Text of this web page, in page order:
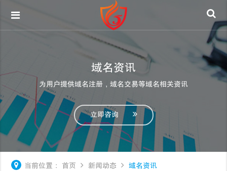
域名资讯
为用户提供域名注册，域名交易等域名相关资讯
立即咨询
当前位置： 首页 新闻动态 域名资讯